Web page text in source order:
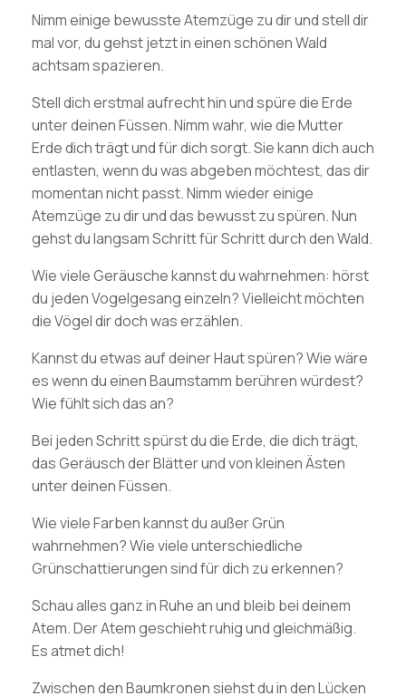
Nimm einige bewusste Atemzüge zu dir und stell dir
mal vor, du gehst jetzt in einen schönen Wald
achtsam spazieren.
Stell dich erstmal aufrecht hin und spüre die Erde
unter deinen Füssen. Nimm wahr, wie die Mutter
Erde dich trägt und für dich sorgt. Sie kann dich auch
entlasten, wenn du was abgeben möchtest, das dir
momentan nicht passt. Nimm wieder einige
Atemzüge zu dir und das bewusst zu spüren. Nun
gehst du langsam Schritt für Schritt durch den Wald.
Wie viele Geräusche kannst du wahrnehmen: hörst
du jeden Vogelgesang einzeln? Vielleicht möchten
die Vögel dir doch was erzählen.
Kannst du etwas auf deiner Haut spüren? Wie wäre
es wenn du einen Baumstamm berühren würdest?
Wie fühlt sich das an?
Bei jeden Schritt spürst du die Erde, die dich trägt,
das Geräusch der Blätter und von kleinen Ästen
unter deinen Füssen.
Wie viele Farben kannst du außer Grün
wahrnehmen? Wie viele unterschiedliche
Grünschattierungen sind für dich zu erkennen?
Schau alles ganz in Ruhe an und bleib bei deinem
Atem. Der Atem geschieht ruhig und gleichmäßig.
Es atmet dich!
Zwischen den Baumkronen siehst du in den Lücken